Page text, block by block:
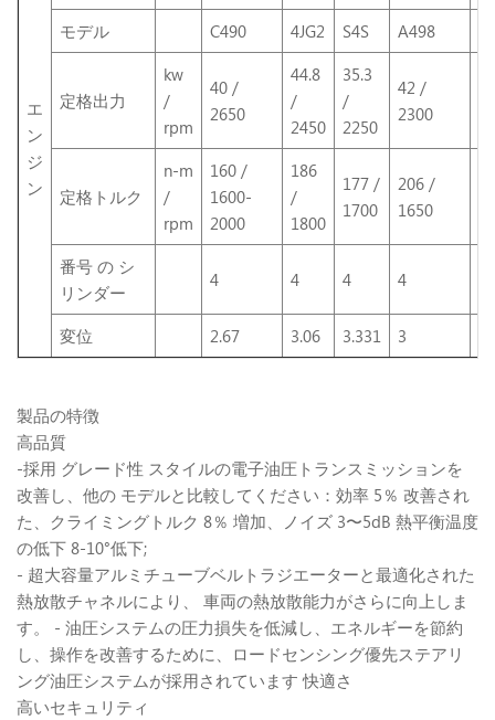
エ
ン
ジ
ン
モデル
C490 4JG2 S4S A498
定格出力
kw
/
rpm
40 /
2650
44.8
/
2450
35.3
/
2250
42 /
2300
定格トルク
n-m
/
rpm
160 /
1600-
2000
186
/
1800
177 /
1700
206 /
1650
番号 の シ
リンダー
4 4 4 4
変位 2.67 3.06 3.331 3
製品の特徴
高品質
-採用 グレード性 スタイルの電子油圧トランスミッションを
改善し、他の モデルと比較してください：効率 5％ 改善され
た、クライミングトルク 8％ 増加、ノイズ 3〜5dB 熱平衡温度
の低下 8-10°低下;
- 超大容量アルミチューブベルトラジエーターと最適化された
熱放散チャネルにより、 車両の熱放散能力がさらに向上しま
す。 - 油圧システムの圧力損失を低減し、エネルギーを節約
し、操作を改善するために、ロードセンシング優先ステアリ
ング油圧システムが採用されています 快適さ
高いセキュリティ